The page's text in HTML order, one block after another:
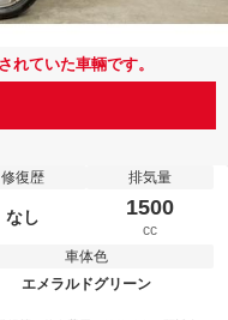
れていた車輛です。
修復歴
なし
排気量
1500
cc
車体色
エメラルドグリーン